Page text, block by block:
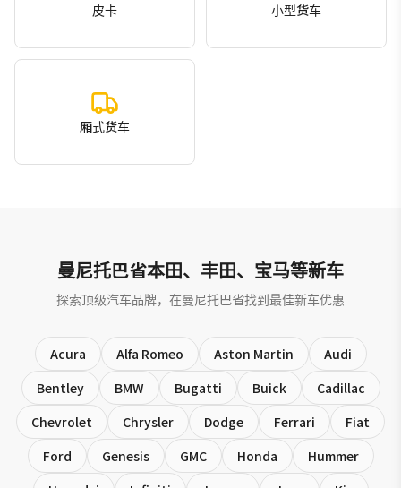
皮卡 小型货车
厢式货车
曼尼托巴省本田、丰田、宝马等新车
探索顶级汽车品牌，在曼尼托巴省找到最佳新车优惠
Acura Alfa Romeo Aston Martin
Audi
Bentley
BMW Bugatti Buick
Cadillac
Chevrolet
Chrysler Dodge Ferrari
Fiat
Ford
Genesis GMC Honda
Hummer